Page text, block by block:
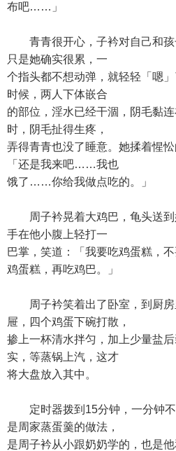
布吧……」
青青很开心，子衿对自己和孩
只是她确实很累，一
个指头都不想动弹，就轻轻「嗯
时候，两人下体嵌合
的部位，淫水已经干涸，阴毛黏
时，阴毛扯得生疼，
弄得青青也没了睡意。她揉着惺
「还是我来吧……我也
饿了……你给我做点吃的。」
周子衿晃着大鸡巴，龟头送到
手在他小腹上轻打一
巴掌，笑道：「我要吃鸡蛋糕
鸡蛋糕，再吃鸡巴。」
周子衿笑着出了卧室，到厨房
屉，四个鸡蛋下碗打散，
掺上一杯清水拌匀，加上少量盐
实，等蒸锅上汽，这才
将大盘放入其中。
定时器拨到15分钟，一分钟不
是周家蒸蛋羹的做法，
是周子衿从小跟奶奶学的，也是